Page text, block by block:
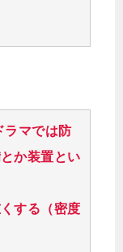
ラマでは防
か装置とい
する（密度